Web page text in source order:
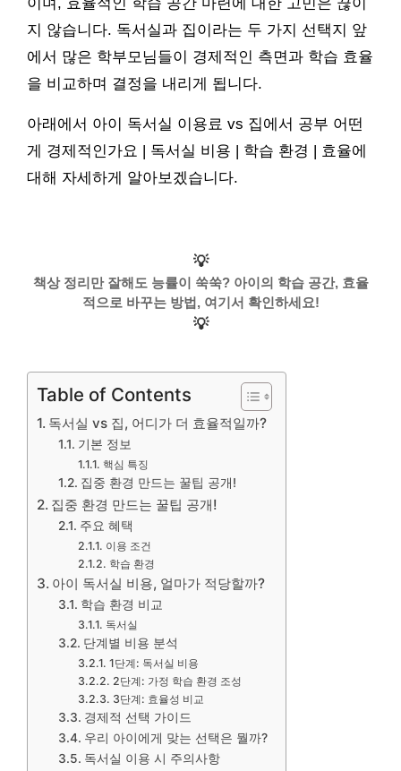
지 않습니다. 독서실과 집이라는 두 가지 선택지 앞
에서 많은 학부모님들이 경제적인 측면과 학습 효율
을 비교하며 결정을 내리게 됩니다.
아래에서 아이 독서실 이용료 vs 집에서 공부 어떤
게 경제적인가요 | 독서실 비용 | 학습 환경 | 효율에
대해 자세하게 알아보겠습니다.
💡
책상 정리만 잘해도 능률이 쑥쑥? 아이의 학습 공간, 효율
적으로 바꾸는 방법, 여기서 확인하세요!
💡
Table of Contents
독서실 vs 집, 어디가 더 효율적일까?
기본 정보
핵심 특징
집중 환경 만드는 꿀팁 공개!
집중 환경 만드는 꿀팁 공개!
주요 혜택
이용 조건
학습 환경
아이 독서실 비용, 얼마가 적당할까?
학습 환경 비교
독서실
단계별 비용 분석
1단계: 독서실 비용
2단계: 가정 학습 환경 조성
3단계: 효율성 비교
경제적 선택 가이드
우리 아이에게 맞는 선택은 뭘까?
독서실 이용 시 주의사항